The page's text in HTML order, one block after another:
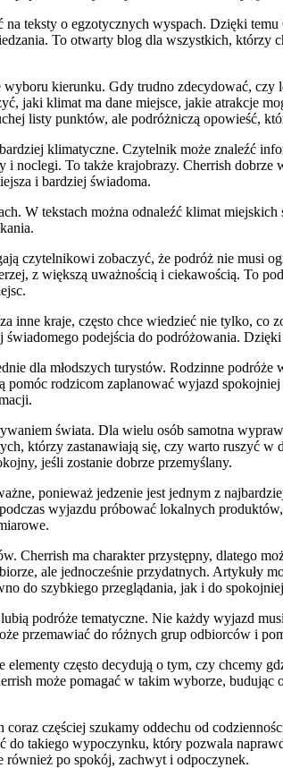
teksty o egzotycznych wyspach. Dzięki
To otwarty blog dla wszystkich,
kierunku. Gdy trudno zdecydować,
jaki klimat ma dane miejsce, jakie atrakcje
listy punktów, ale podróżniczą opowieść,
klimatyczne. Czytelnik może znaleźć
noclegi. To także krajobrazy. Cherrish
i bardziej świadoma.
W tekstach można odnaleźć klimat
czytelnikowi zobaczyć, że podróż nie musi
z większą uważnością i ciekawością. To
inne kraje, często chce wiedzieć nie tylko, co
podejścia do podróżowania.
dla młodszych turystów. Rodzinne
rodzicom zaplanować wyjazd
świata. Dla wielu osób samotna
którzy zastanawiają się, czy warto ruszyć
jeśli zostanie dobrze przemyślany.
ponieważ jedzenie jest jednym z
wyjazdu próbować lokalnych
Cherrish ma charakter przystępny, dlatego
ale jednocześnie przydatnych. Artykuły
do szybkiego przeglądania, jak i do
podróże tematyczne. Nie każdy wyjazd
przemawiać do różnych grup odbiorców i
często decydują o tym, czy chcemy
może pomagać w takim wyborze,
częściej szukamy oddechu od
takiego wypoczynku, który pozwala
również po spokój, zachwyt i odpoczynek.